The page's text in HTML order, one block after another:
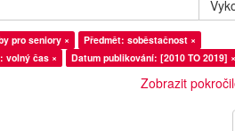
pro seniory ×
Předmět: soběstačnost ×
volný čas × Datum publikování: [2010 TO 2019] ×
Zobrazit